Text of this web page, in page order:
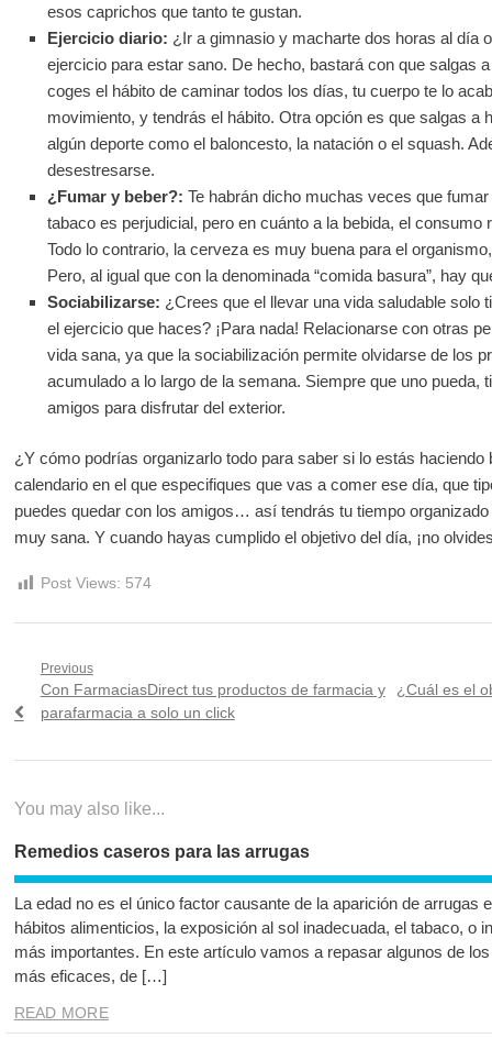
esos caprichos que tanto te gustan.
Ejercicio diario: ¿Ir a gimnasio y macharte dos horas al día
ejercicio para estar sano. De hecho, bastará con que salgas
coges el hábito de caminar todos los días, tu cuerpo te lo
movimiento, y tendrás el hábito. Otra opción es que salgas a
algún deporte como el baloncesto, la natación o el squash.
desestresarse.
¿Fumar y beber?: Te habrán dicho muchas veces que
tabaco es perjudicial, pero en cuánto a la bebida, el consumo
Todo lo contrario, la cerveza es muy buena para el
Pero, al igual que con la denominada “comida basura”, hay
Sociabilizarse: ¿Crees que el llevar una vida saludable solo
el ejercicio que haces? ¡Para nada! Relacionarse con otras
vida sana, ya que la sociabilización permite olvidarse de los
acumulado a lo largo de la semana. Siempre que uno pueda,
amigos para disfrutar del exterior.
¿Y cómo podrías organizarlo todo para saber si lo estás
calendario en el que especifiques que vas a comer ese día, que
puedes quedar con los amigos… así tendrás tu tiempo
muy sana. Y cuando hayas cumplido el objetivo del día, ¡no
Post Views: 574
Navegación
de
entradas
Previous
Previous
post:
Con FarmaciasDirect tus productos de farmacia y
parafarmacia a solo un click
Next
¿Cuál es el
You may also like...
Remedios caseros para las arrugas
La edad no es el único factor causante de la aparición de arrugas
hábitos alimenticios, la exposición al sol inadecuada, el tabaco, o
más importantes. En este artículo vamos a repasar algunos de
más eficaces, de […]
READ MORE